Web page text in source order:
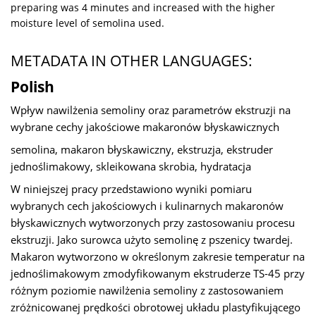
preparing was 4 minutes and increased with the higher
moisture level of semolina used.
METADATA IN OTHER LANGUAGES:
Polish
Wpływ nawilżenia semoliny oraz parametrów ekstruzji na
wybrane cechy jakościowe makaronów błyskawicznych
semolina, makaron błyskawiczny, ekstruzja, ekstruder
jednoślimakowy, skleikowana skrobia, hydratacja
W niniejszej pracy przedstawiono wyniki pomiaru
wybranych cech jakościowych i kulinarnych makaronów
błyskawicznych wytworzonych przy zastosowaniu procesu
ekstruzji. Jako surowca użyto semolinę z pszenicy twardej.
Makaron wytworzono w określonym zakresie temperatur na
jednoślimakowym zmodyfikowanym ekstruderze TS-45 przy
różnym poziomie nawilżenia semoliny z zastosowaniem
zróżnicowanej prędkości obrotowej układu plastyfikującego